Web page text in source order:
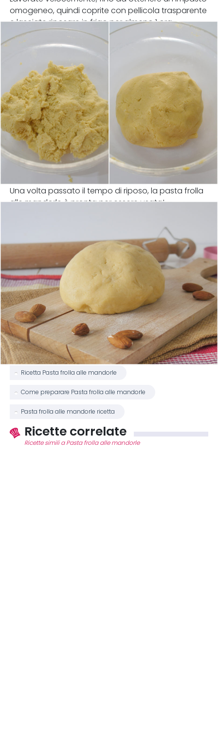
omogeneo, quindi coprite con pellicola trasparente
e lasciate riposare in frigo per almeno 1 ora.
Una volta passato il tempo di riposo, la pasta frolla
alle mandorle è pronta per essere usata!
Ricetta Pasta frolla alle mandorle
Come preparare Pasta frolla alle mandorle
Pasta frolla alle mandorle ricetta
Ricette correlate
Ricette simili a Pasta frolla alle mandorle